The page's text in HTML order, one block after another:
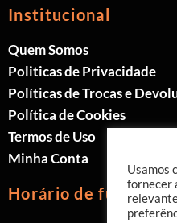
Institucional
Quem Somos
Politicas de Privacidade
Políticas de Trocas e
Política de Cookies
Termos de Uso
Minha Conta
Horário de
Usamos
fornecer